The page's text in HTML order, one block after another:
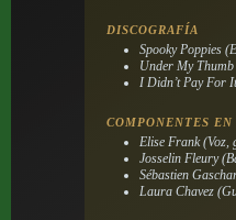
DISCOGRAFÍA
Spooky Poppies
Under My
I Didn’t Pay For
COMPONENTES
Elise Frank (Voz,
Josselin Fleury
Sébastien
Laura Chavez